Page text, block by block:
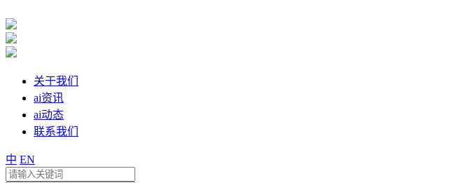
关于我们
ai资讯
ai动态
联系我们
中 EN